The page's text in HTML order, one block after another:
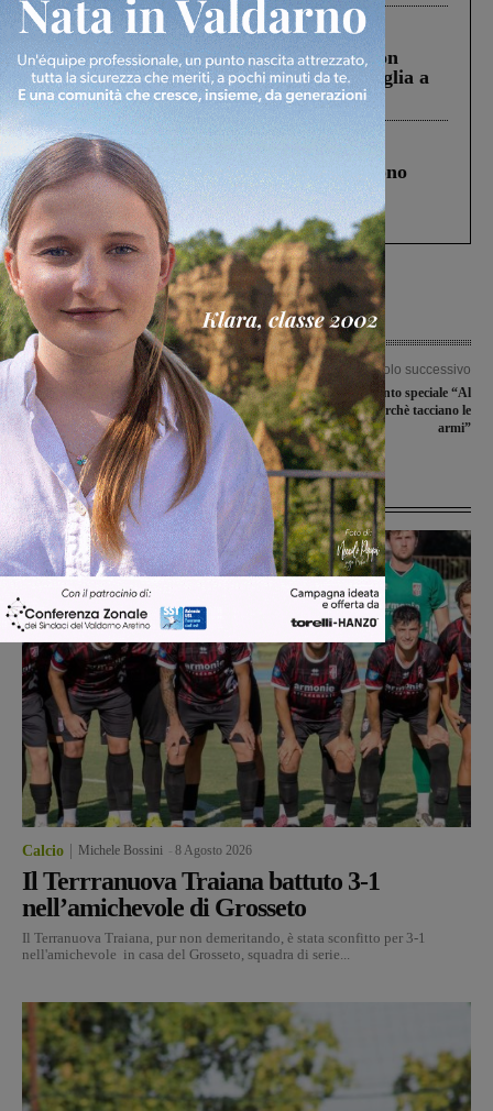
Cronaca 3 Agosto 2026
Scomparso da una struttura di Castiglion
Fiorentino l’uomo che aveva ucciso la figlia a
Levane nel 2020
Cronaca 4 Agosto 2026
Un anno fa la strage in A1 in cui morirono
Gianni, Giulia e Franco. Lo schianto, il
processo, lo stop ai sorpassi fra tir....
Articolo precedente
Il Badia a Roti scatenato sul mercato
Articolo successivo
Orientoccidente, l’evento speciale “Al
cafè Loti, musica perchè tacciano le
armi”
Ultime Notizie
Calcio Michele Bossini 8 Agosto 2026
Il Terrranuova Traiana battuto 3-1
nell’amichevole di Grosseto
Il Terranuova Traiana, pur non demeritando, è stata sconfitto per 3-1
nell'amichevole in casa del Grosseto, squadra di serie...